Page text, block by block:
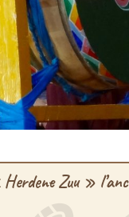
Zuu »